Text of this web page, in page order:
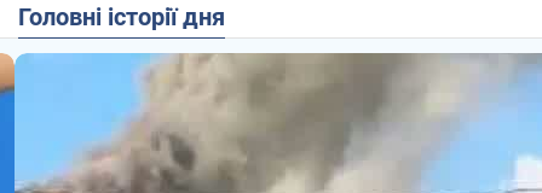
Головні історії дня